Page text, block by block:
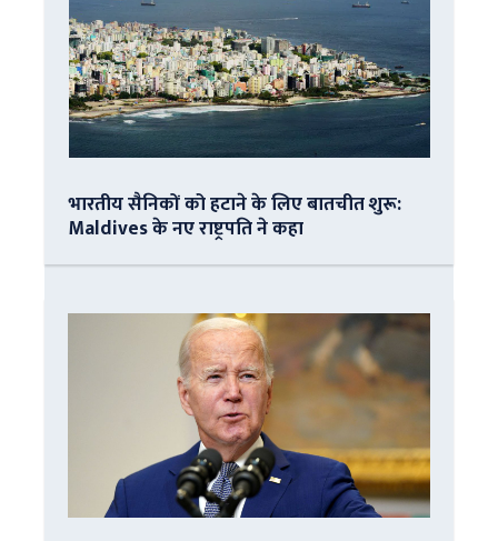
भारतीय सैनिकों को हटाने के लिए बातचीत शुरू:
Maldives के नए राष्ट्रपति ने कहा